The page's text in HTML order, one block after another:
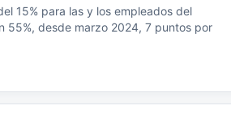
15% para las y los empleados del
55%, desde marzo 2024, 7 puntos por